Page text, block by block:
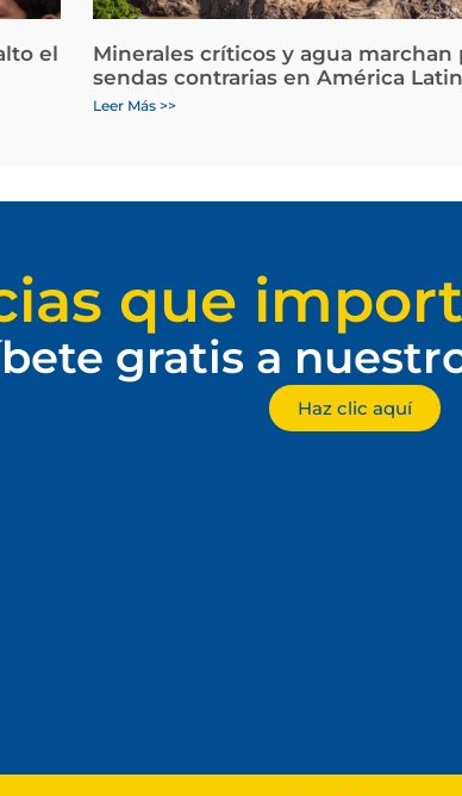
el
Minerales críticos y agua marchan
sendas contrarias en América
Leer Más >>
que
gratis a
Haz clic aquí